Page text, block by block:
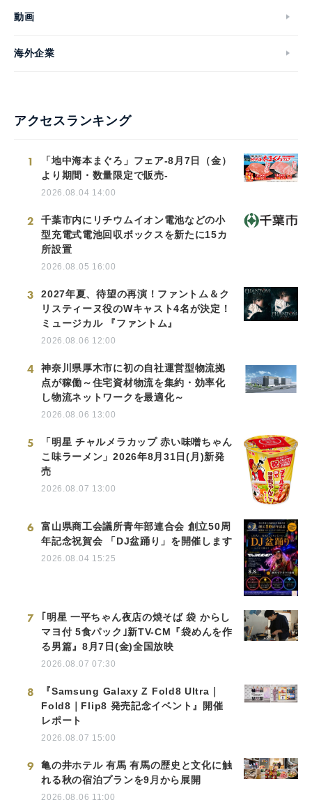
動画
海外企業
アクセスランキング
1
「地中海本まぐろ」フェア-8月7日（金）
より期間・数量限定で販売-
2026.08.04 14:00
2
千葉市内にリチウムイオン電池などの小
型充電式電池回収ボックスを新たに15カ
所設置
2026.08.05 16:00
3
2027年夏、待望の再演！ファントム＆ク
リスティーヌ役のWキャスト4名が決定！
ミュージカル 『ファントム』
2026.08.06 12:00
4
神奈川県厚木市に初の自社運営型物流拠
点が稼働～住宅資材物流を集約・効率化
し物流ネットワークを最適化～
2026.08.06 13:00
5
「明星 チャルメラカップ 赤い味噌ちゃん
こ味ラーメン」2026年8月31日(月)新発
売
2026.08.07 13:00
6
富山県商工会議所青年部連合会 創立50周
年記念祝賀会 「DJ盆踊り」を開催します
2026.08.04 15:25
7
｢明星 一平ちゃん夜店の焼そば 袋 からし
マヨ付 5食パック｣新TV-CM『袋めんを作
る男篇』8月7日(金)全国放映
2026.08.07 07:30
8
『Samsung Galaxy Z Fold8 Ultra｜
Fold8｜Flip8 発売記念イベント』開催
レポート
2026.08.07 15:00
9
亀の井ホテル 有馬 有馬の歴史と文化に触
れる秋の宿泊プランを9月から展開
2026.08.06 11:00